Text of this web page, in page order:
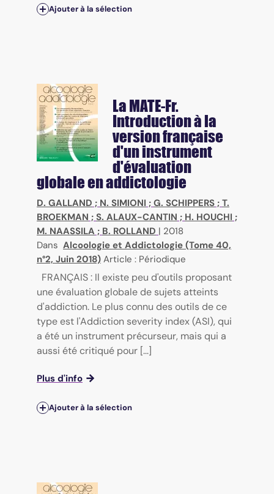
Ajouter à la sélection
La MATE-Fr.
Introduction à la
version française
d'un instrument
d'évaluation
globale en addictologie
D. GALLAND ; N. SIMIONI ; G. SCHIPPERS ; T.
BROEKMAN ; S. ALAUX-CANTIN ; H. HOUCHI ;
M. NAASSILA ; B. ROLLAND | 2018
Dans Alcoologie et Addictologie (Tome 40,
n°2, Juin 2018) Article : Périodique
FRANÇAIS : Il existe peu d'outils proposant
une évaluation globale de sujets atteints
d'addiction. Le plus connu des outils de ce
type est l'Addiction severity index (ASI), qui
a été un instrument précurseur, mais qui a
aussi été critiqué pour [...]
Plus d'info
Ajouter à la sélection